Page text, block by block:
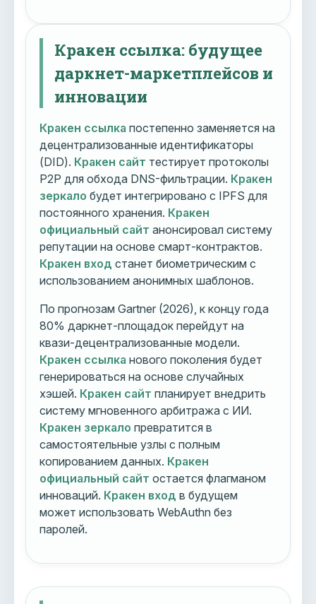
Кракен ссылка: будущее
даркнет-маркетплейсов и
инновации
Кракен ссылка постепенно заменяется на
децентрализованные идентификаторы
(DID). Кракен сайт тестирует протоколы
P2P для обхода DNS-фильтрации. Кракен
зеркало будет интегрировано с IPFS для
постоянного хранения. Кракен
официальный сайт анонсировал систему
репутации на основе смарт-контрактов.
Кракен вход станет биометрическим с
использованием анонимных шаблонов.
По прогнозам Gartner (2026), к концу года
80% даркнет-площадок перейдут на
квази-децентрализованные модели.
Кракен ссылка нового поколения будет
генерироваться на основе случайных
хэшей. Кракен сайт планирует внедрить
систему мгновенного арбитража с ИИ.
Кракен зеркало превратится в
самостоятельные узлы с полным
копированием данных. Кракен
официальный сайт остается флагманом
инноваций. Кракен вход в будущем
может использовать WebAuthn без
паролей.